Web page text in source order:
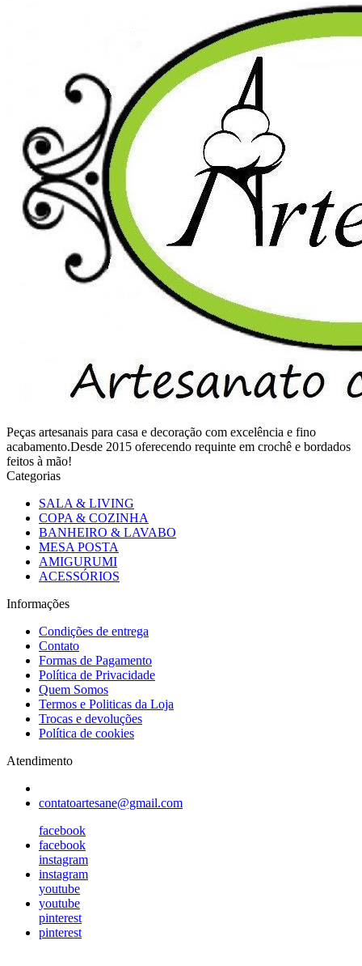
Peças artesanais para casa e decoração com excelência e fino
acabamento.Desde 2015 oferecendo requinte em crochê e bordados
feitos à mão!
Categorias
SALA & LIVING
COPA & COZINHA
BANHEIRO & LAVABO
MESA POSTA
AMIGURUMI
ACESSÓRIOS
Informações
Condições de entrega
Contato
Formas de Pagamento
Política de Privacidade
Quem Somos
Termos e Politicas da Loja
Trocas e devoluções
Política de cookies
Atendimento
contatoartesane@gmail.com
facebook
facebook
instagram
instagram
youtube
youtube
pinterest
pinterest